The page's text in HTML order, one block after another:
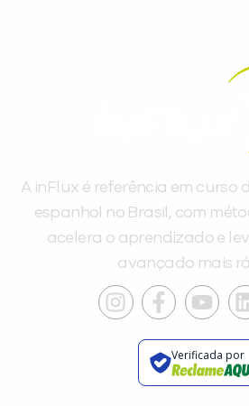
A inFlux é referência em curso
espanhol no Brasil, com
acelera o aprendizado e
avançado mais
Verificada por